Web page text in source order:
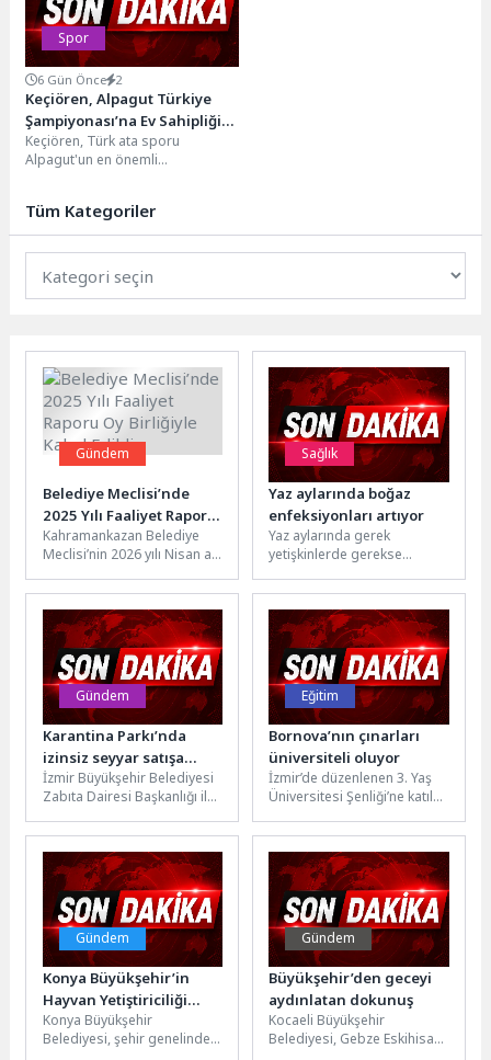
Spor
6 Gün Önce 2
Keçiören, Alpagut Türkiye
Şampiyonası’na Ev Sahipliği
Yaptı
Keçiören, Türk ata sporu
Alpagut'un en önemli
Tüm Kategoriler
Gündem
Belediye Meclisi’nde
2025 Yılı Faaliyet Raporu
Oy Birliğiyle Kabul Edildi
Kahramankazan Belediye
Meclisi’nin 2026 yılı Nisan ayı
belediyenin 2025 yılına ait
Faaliyet Raporu...
Sağlık
Yaz aylarında boğaz
enfeksiyonları artıyor
Yaz aylarında gerek
yetişkinlerde gerekse
enfeksiyonları daha sık
görülüyor. Boğaz ağrısı,
yutkunma güçlüğü,...
Gündem
Karantina Parkı’nda
izinsiz seyyar satışa
ortak denetim
İzmir Büyükşehir Belediyesi
Zabıta Dairesi Başkanlığı ile
Parkı'nda izinsiz seyyar satış
faaliyetlerine...
Eğitim
Bornova’nın çınarları
üniversiteli oluyor
İzmir’de düzenlenen 3. Yaş
Üniversitesi Şenliği’ne katılan
Yaş Alma Merkezi" ile
kurduğu...
Gündem
Konya Büyükşehir’in
Hayvan Yetiştiriciliği
Eğitimleri Üreticiye Güç
Katıyor
Konya Büyükşehir
Belediyesi, şehir genelinde
Gündem
Büyükşehir’den geceyi
aydınlatan dokunuş
Kocaeli Büyükşehir
Belediyesi, Gebze Eskihisar